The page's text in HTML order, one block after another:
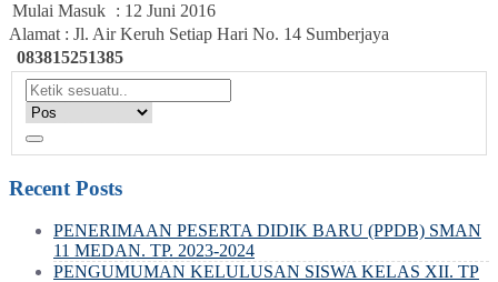
Mulai Masuk : 12 Juni 2016
Alamat : Jl. Air Keruh Setiap Hari No. 14 Sumberjaya
083815251385
Recent Posts
PENERIMAAN PESERTA DIDIK BARU (PPDB) SMAN
11 MEDAN. TP. 2023-2024
PENGUMUMAN KELULUSAN SISWA KELAS XII. TP